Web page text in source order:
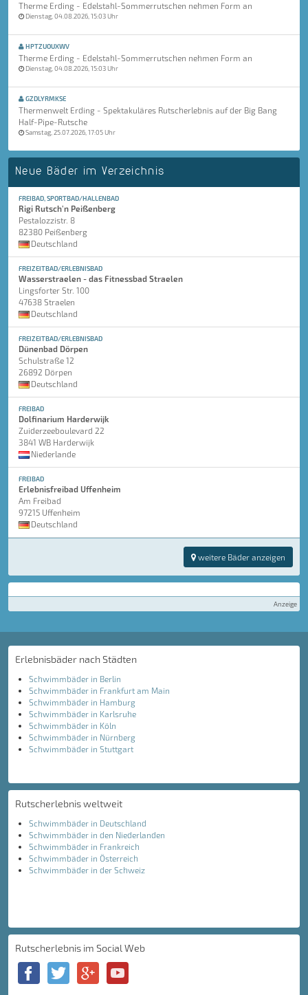
Therme Erding - Edelstahl-Sommerrutschen nehmen Form an
Dienstag, 04.08.2026, 15:03 Uhr
HPTZUOUXWV
Therme Erding - Edelstahl-Sommerrutschen nehmen Form an
Dienstag, 04.08.2026, 15:03 Uhr
GZDLYRMKSE
Thermenwelt Erding - Spektakuläres Rutscherlebnis auf der Big Bang
Half-Pipe-Rutsche
Samstag, 25.07.2026, 17:05 Uhr
Neue Bäder im Verzeichnis
FREIBAD, SPORTBAD/HALLENBAD
Rigi Rutsch'n Peißenberg
Pestalozzistr. 8
82380 Peißenberg
Deutschland
FREIZEITBAD/ERLEBNISBAD
Wasserstraelen - das Fitnessbad Straelen
Lingsforter Str. 100
47638 Straelen
Deutschland
FREIZEITBAD/ERLEBNISBAD
Dünenbad Dörpen
Schulstraße 12
26892 Dörpen
Deutschland
FREIBAD
Dolfinarium Harderwijk
Zuiderzeeboulevard 22
3841 WB Harderwijk
Niederlande
FREIBAD
Erlebnisfreibad Uffenheim
Am Freibad
97215 Uffenheim
Deutschland
weitere Bäder anzeigen
Anzeige
Erlebnisbäder nach Städten
Schwimmbäder in Berlin
Schwimmbäder in Frankfurt am Main
Schwimmbäder in Hamburg
Schwimmbäder in Karlsruhe
Schwimmbäder in Köln
Schwimmbäder in Nürnberg
Schwimmbäder in Stuttgart
Rutscherlebnis weltweit
Schwimmbäder in Deutschland
Schwimmbäder in den Niederlanden
Schwimmbäder in Frankreich
Schwimmbäder in Österreich
Schwimmbäder in der Schweiz
Rutscherlebnis im Social Web